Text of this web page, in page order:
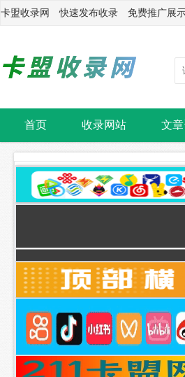
卡盟收录网 快速发布收录 免费推广展
首页 收录网站 文